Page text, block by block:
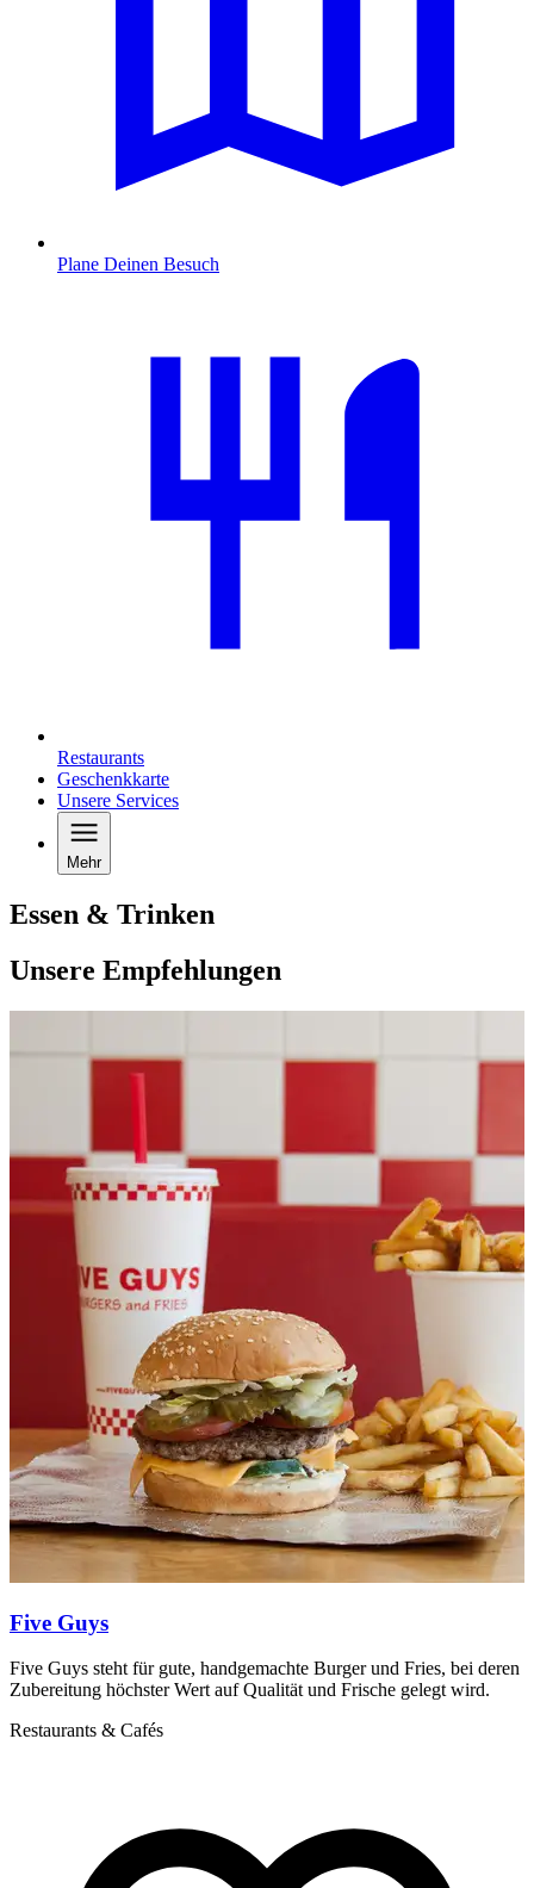
Plane Deinen Besuch
Restaurants
Geschenkkarte
Unsere Services
Mehr
Essen & Trinken
Unsere Empfehlungen
Five Guys
Five Guys steht für gute, handgemachte Burger und Fries, bei deren
Zubereitung höchster Wert auf Qualität und Frische gelegt wird.
Restaurants & Cafés